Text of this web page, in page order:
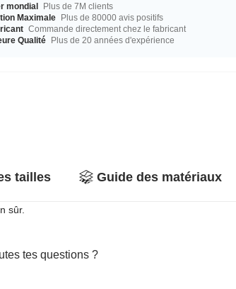
mondial Plus de 7M clients
Maximale Plus de 80000 avis positifs
Commande directement chez le fabricant
Qualité Plus de 20 années d'expérience
tailles Guide des matériaux
sûr.
tes questions ?